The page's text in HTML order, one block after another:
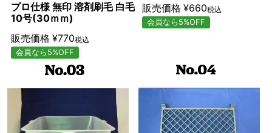
プロ仕様 無印 溶剤刷毛 白毛
10号(30ｍｍ)
販売価格 ¥770税込
会員なら5%OFF
販売価格 ¥660税込
会員なら5%OFF